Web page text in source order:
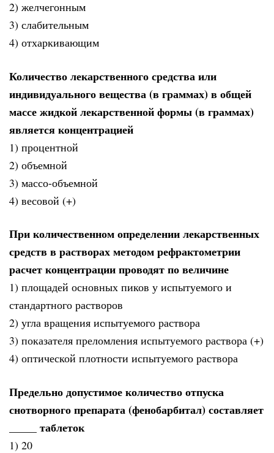
2) желчегонным
3) слабительным
4) отхаркивающим
Количество лекарственного средства или
индивидуального вещества (в граммах) в общей
массе жидкой лекарственной формы (в граммах)
является концентрацией
1) процентной
2) объемной
3) массо-объемной
4) весовой (+)
При количественном определении лекарственных
средств в растворах методом рефрактометрии
расчет концентрации проводят по величине
1) площадей основных пиков у испытуемого и
стандартного растворов
2) угла вращения испытуемого раствора
3) показателя преломления испытуемого раствора (+)
4) оптической плотности испытуемого раствора
Предельно допустимое количество отпуска
снотворного препарата (фенобарбитал) составляет
_____ таблеток
1) 20